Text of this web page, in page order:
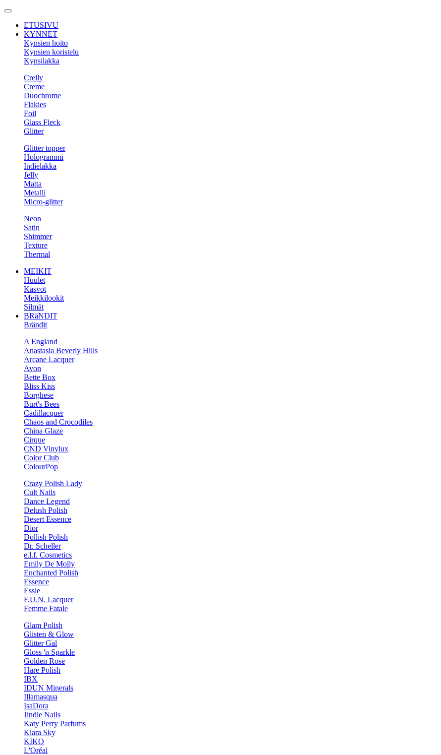
Toggle
navigationETUSIVU
KYNNET
Kynsien hoito
Kynsien koristelu
Kynsilakka
Crelly
Creme
Duochrome
Flakies
Foil
Glass Fleck
Glitter
Glitter topper
Hologrammi
Indielakka
Jelly
Matta
Metalli
Micro-glitter
Neon
Satin
Shimmer
Texture
Thermal
MEIKIT
Huulet
Kasvot
Meikkilookit
Silmät
BRäNDIT
Brändit
A England
Anastasia Beverly Hills
Arcane Lacquer
Avon
Bette Box
Bliss Kiss
Borghese
Burt's Bees
Cadillacquer
Chaos and Crocodiles
China Glaze
Cirque
CND Vinylux
Color Club
ColourPop
Crazy Polish Lady
Cult Nails
Dance Legend
Delush Polish
Desert Essence
Dior
Dollish Polish
Dr. Scheller
e.l.f. Cosmetics
Emily De Molly
Enchanted Polish
Essence
Essie
F.U.N. Lacquer
Femme Fatale
Glam Polish
Glisten & Glow
Glitter Gal
Gloss 'n Sparkle
Golden Rose
Hare Polish
IBX
IDUN Minerals
Illamasqua
IsaDora
Jindie Nails
Katy Perry Parfums
Kiara Sky
KIKO
L'Oréal